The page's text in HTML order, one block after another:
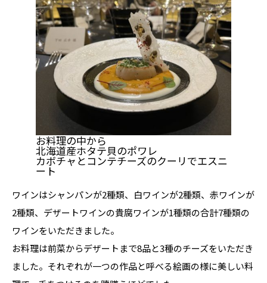
お料理の中から
北海道産ホタテ貝のポワレ
カボチャとコンテチーズのクーリでエスニ
ート
ワインはシャンパンが2種類、白ワインが2種類、赤ワインが
2種類、デザートワインの貴腐ワインが1種類の合計7種類の
ワインをいただきました。
お料理は前菜からデザートまで8品と3種のチーズをいただき
ました。それぞれが一つの作品と呼べる絵画の様に美しい料